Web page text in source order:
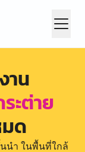
าน
ะต่าย
ด
นำ ในพื้นที่ใกล้